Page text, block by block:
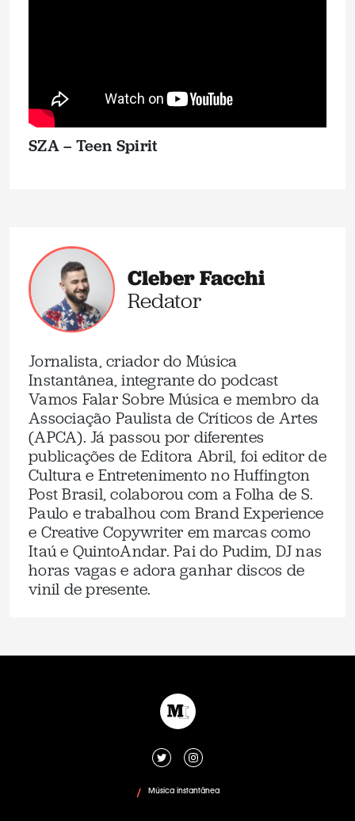
SZA – Teen Spirit
Cleber Facchi
Redator
Jornalista, criador do Música
Instantânea, integrante do podcast
Vamos Falar Sobre Música e membro da
Associação Paulista de Críticos de Artes
(APCA). Já passou por diferentes
publicações de Editora Abril, foi editor de
Cultura e Entretenimento no Huffington
Post Brasil, colaborou com a Folha de S.
Paulo e trabalhou com Brand Experience
e Creative Copywriter em marcas como
Itaú e QuintoAndar. Pai do Pudim, DJ nas
horas vagas e adora ganhar discos de
vinil de presente.
/ Música instantânea